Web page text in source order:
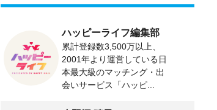
ハッピーライフ編集部
累計登録数3,500万以上、
2001年より運営している日
本最大級のマッチング・出
会いサービス「ハッピ...